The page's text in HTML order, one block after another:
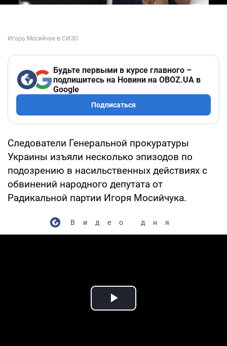
Будьте первыми в курсе главного –
подпишитесь на Новини на OBOZ.UA в
Google
Подписаться
Следователи Генеральной прокуратуры
Украины изъяли несколько эпизодов по
подозрению в насильственных действиях с
обвинений народного депутата от
Радикальной партии Игоря Мосийчука.
Видео дня
Play Video